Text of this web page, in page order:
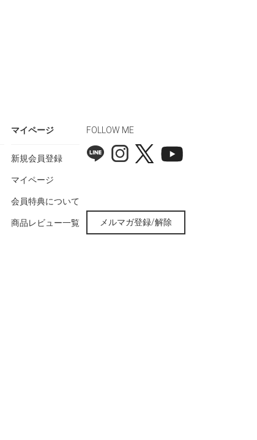
マイページ
新規会員登録
マイページ
会員特典について
商品レビュー一覧
FOLLOW ME
メルマガ登録/解除